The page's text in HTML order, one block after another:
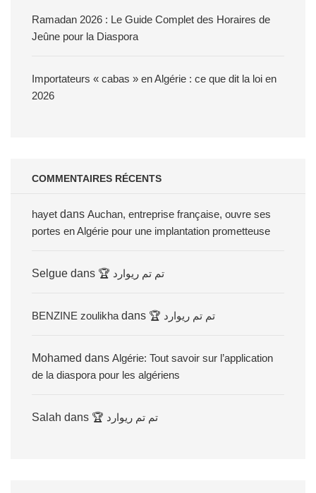
Ramadan 2026 : Le Guide Complet des Horaires de
Jeûne pour la Diaspora
Importateurs « cabas » en Algérie : ce que dit la loi en
2026
COMMENTAIRES RÉCENTS
hayet dans Auchan, entreprise française, ouvre ses
portes en Algérie pour une implantation prometteuse
Selgue dans 🏆 تم تم ريوارد
BENZINE zoulikha dans 🏆 تم تم ريوارد
Mohamed dans Algérie: Tout savoir sur l’application
de la diaspora pour les algériens
Salah dans 🏆 تم تم ريوارد